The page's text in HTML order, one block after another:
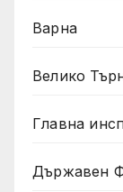
Варна
Велико
Главна
Държавен